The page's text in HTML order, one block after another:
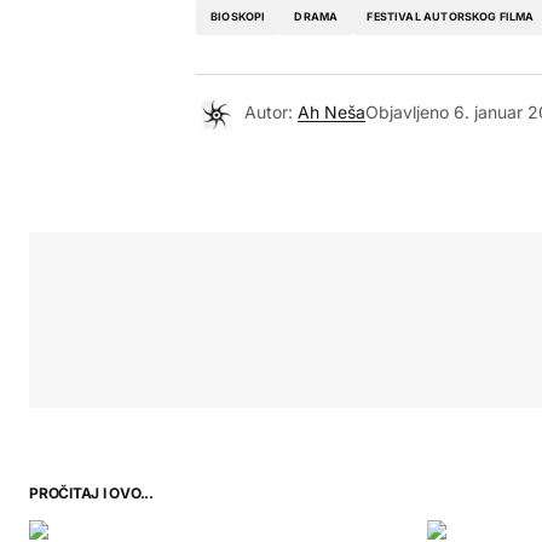
BIOSKOPI DRAMA FESTIVAL AUTORSKOG FILMA
Autor: Ah NešaObjavljeno 6. januar
PROČITAJ I OVO...